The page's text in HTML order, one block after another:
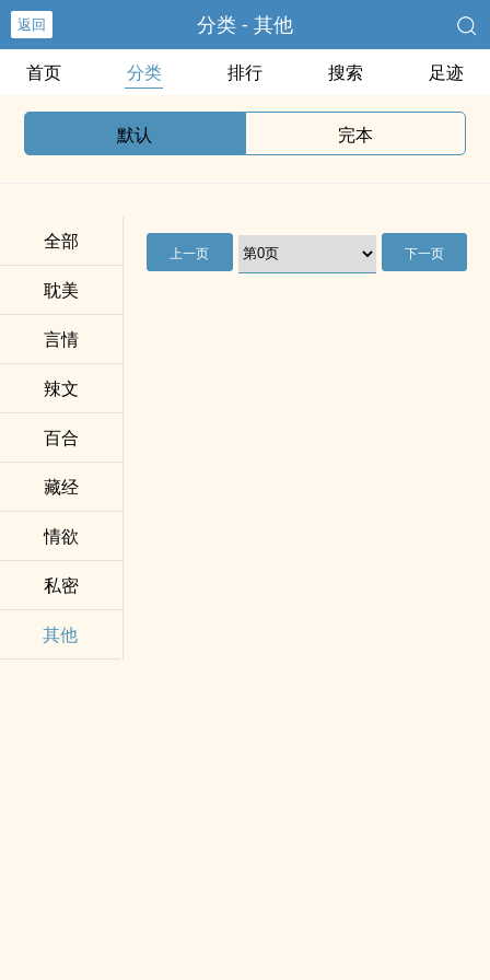
返回 分类 - 其他
首页 分类 排行 搜索 足迹
默认 完本
全部
耽美
言情
辣文
百合
藏经
情欲
私密
其他
上一页 下一页